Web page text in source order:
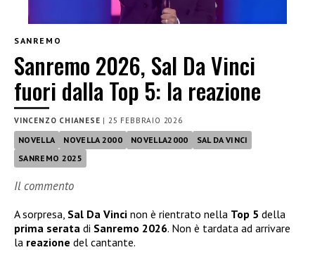
SANREMO
Sanremo 2026, Sal Da Vinci
fuori dalla Top 5: la reazione
VINCENZO CHIANESE | 25 FEBBRAIO 2026
NOVELLA NOVELLA 2000 NOVELLA2000
SAL DA VINCI
SANREMO 2025
Il commento
A sorpresa, Sal Da Vinci non è rientrato nella Top 5 della
prima serata di Sanremo 2026. Non è tardata ad arrivare
la reazione del cantante.